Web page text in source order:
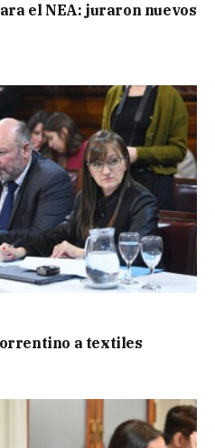
el NEA: juraron nuevos
a textiles